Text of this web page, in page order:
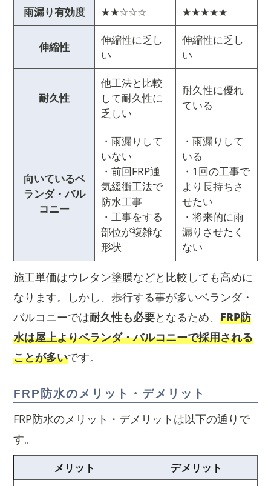
雨漏り有効度 ★★☆☆☆ ★★★★★
伸縮性
伸縮性に乏し
い
伸縮性に乏し
い
耐久性
他工法と比較
して耐久性に
乏しい
耐久性に優れ
ている
向いているベ
ランダ・バル
コニー
・雨漏りして
いない
・前回FRP通
気緩衝工法で
防水工事
・工事をする
部位が複雑な
形状
・雨漏りして
いる
・1回の工事で
より長持ちさ
せたい
・将来的に雨
漏りさせたく
ない
施工単価はウレタン塗膜などと比較しても高めに
なります。しかし、歩行する事が多いベランダ・
バルコニーでは耐久性も必要となるため、 FRP防
水は屋上よりベランダ・バルコニーで採用される
ことが多いです。
FRP防水のメリット・デメリット
FRP防水のメリット・デメリットは以下の通りで
す。
メリット デメリット